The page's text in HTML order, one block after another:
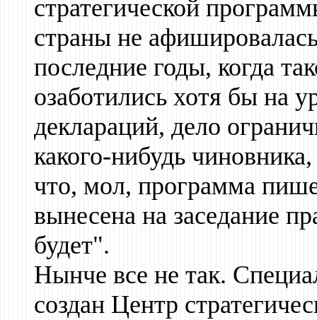
стратегической
страны не
последние годы, когда
озаботились хотя бы на
деклараций, дело
какого-нибудь
что, мол, программа
вынесена на заседание
будет".
Нынче все не так.
создан Центр